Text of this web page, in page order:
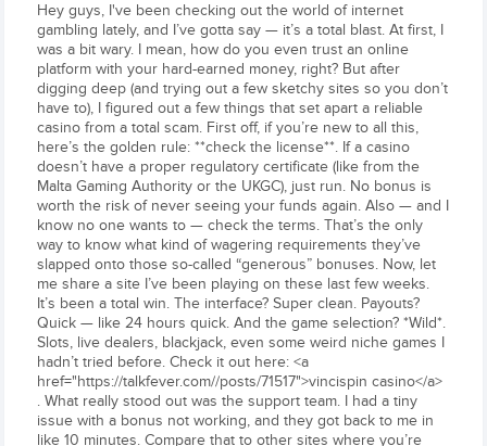
Hey guys, I've been checking out the world of internet
gambling lately, and I’ve gotta say — it’s a total blast. At first, I
was a bit wary. I mean, how do you even trust an online
platform with your hard-earned money, right? But after
digging deep (and trying out a few sketchy sites so you don’t
have to), I figured out a few things that set apart a reliable
casino from a total scam. First off, if you’re new to all this,
here’s the golden rule: **check the license**. If a casino
doesn’t have a proper regulatory certificate (like from the
Malta Gaming Authority or the UKGC), just run. No bonus is
worth the risk of never seeing your funds again. Also — and I
know no one wants to — check the terms. That’s the only
way to know what kind of wagering requirements they’ve
slapped onto those so-called “generous” bonuses. Now, let
me share a site I’ve been playing on these last few weeks.
It’s been a total win. The interface? Super clean. Payouts?
Quick — like 24 hours quick. And the game selection? *Wild*.
Slots, live dealers, blackjack, even some weird niche games I
hadn’t tried before. Check it out here: <a
href="https://talkfever.com//posts/71517">vincispin casino</a>
. What really stood out was the support team. I had a tiny
issue with a bonus not working, and they got back to me in
like 10 minutes. Compare that to other sites where you’re